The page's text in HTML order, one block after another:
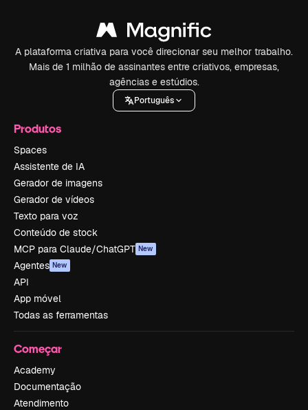
A plataforma criativa para você direcionar seu melhor trabalho.
Mais de 1 milhão de assinantes entre criativos, empresas,
agências e estúdios.
Português
Produtos
Spaces
Assistente de IA
Gerador de imagens
Gerador de vídeos
Texto para voz
Conteúdo de stock
MCP para Claude/ChatGPT New
Agentes New
API
App móvel
Todas as ferramentas
Começar
Academy
Documentação
Atendimento